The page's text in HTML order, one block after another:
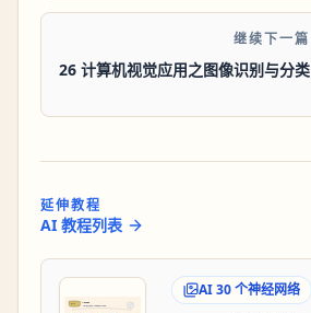
继续下一篇
26 计算机视觉应用之图像识别与分类
延伸教程
AI 教程列表
AI 30 个神经网络